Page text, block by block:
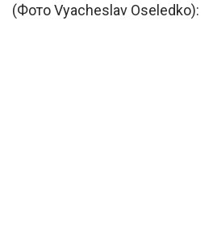
(Фото Vyacheslav Oseledko):